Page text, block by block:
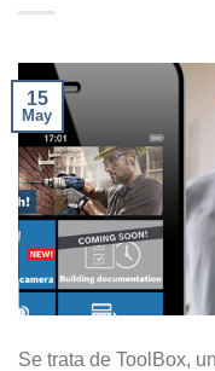
15
May
Se trata de ToolBox,